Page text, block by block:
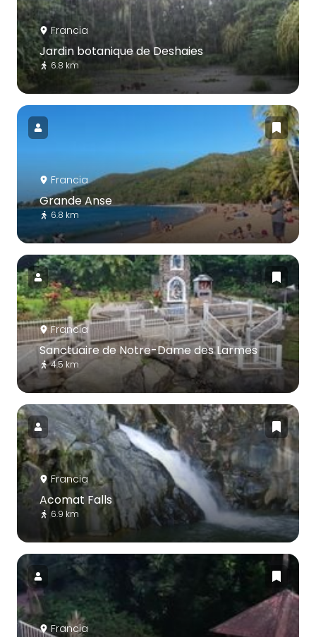
Francia
Jardin botanique de Deshaies
6.8 km
Francia
Grande Anse
6.8 km
Francia
Sanctuaire de Notre-Dame des Larmes
4.5 km
Francia
Acomat Falls
6.9 km
Francia